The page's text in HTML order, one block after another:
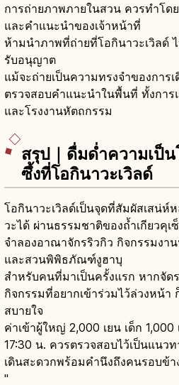
การถ่ายภาพภายในสวน ควรทำโด
และคำแนะนำของเจ้าหน้าที่
ห้ามนำภาพที่ถ่ายที่โอกินาวะเวิลด์
รับอนุญาต
แม้จะถ่ายเป็นความทรงจำของการ
ตรวจสอบคำแนะนำในพื้นที่ ทั้งการ
และโรงงานหัตถกรรม
สรุป｜ดื่มด่ำความเป็
ซึ้งที่โอกินาวะเวิลด์
โอกินาวะเวิลด์เป็นจุดที่สัมผัสเสน่ห์
วะได้ ผ่านธรรมชาติของถ้ำเกียวคุ
จำลองอาณาจักรริวกิว กิจกรรมงา
และสวนพิพิธภัณฑ์งูฮาบุ
สำหรับคนที่มาเป็นครั้งแรก หากจัด
กิจกรรมที่อยากเข้าร่วมไว้ล่วงหน้า
สบายใจ
ค่าเข้าผู้ใหญ่ 2,000 เยน เด็ก 1,000
17:30 น. ควรตรวจสอบไว้เป็นแนว
เดินสะดวกพร้อมคำนึงถึงคนรอบข้า
"